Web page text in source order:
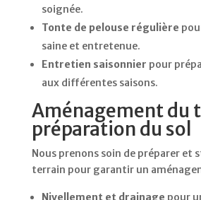
soignée.
Tonte de pelouse régulière
saine et entretenue.
Entretien saisonnier pour
aux différentes saisons.
Aménagement du
préparation du sol
Nous prenons soin de préparer et
terrain pour garantir un
Nivellement et drainage pour